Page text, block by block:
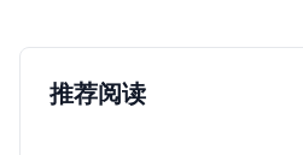
推荐阅读